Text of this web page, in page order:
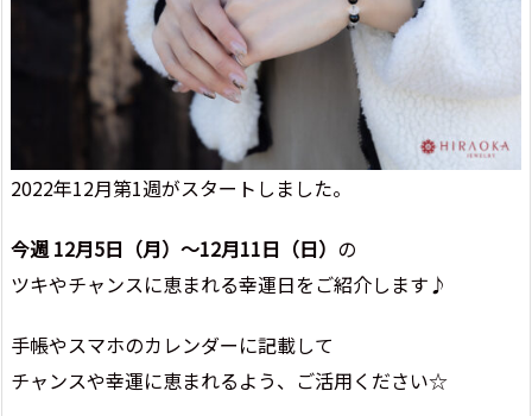
2022年12月第1週がスタートしました。
今週 12月5日（月）～12月11日（日） の
ツキやチャンスに恵まれる幸運日をご紹介します♪
手帳やスマホのカレンダーに記載して
チャンスや幸運に恵まれるよう、ご活用ください☆